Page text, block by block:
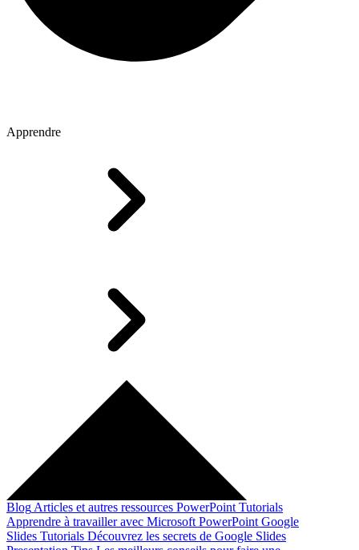
Apprendre
Blog Articles et autres ressources PowerPoint Tutorials
Apprendre à travailler avec Microsoft PowerPoint Google
Slides Tutorials Découvrez les secrets de Google Slides